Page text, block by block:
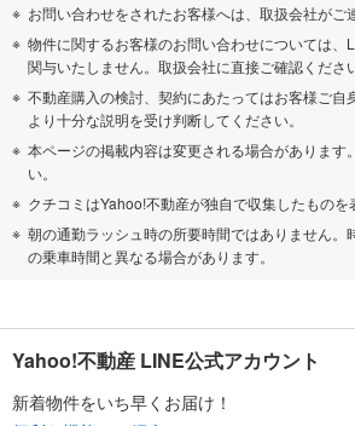
お問い合わせをされたお客様へは、取扱会社がご
物件に関するお客様のお問い合わせについては、
関与いたしません。取扱会社に直接ご確認ください
不動産購入の検討、契約にあたってはお客様ご自
より十分な説明を受け判断してください。
本ページの掲載内容は変更される場合があります
い。
クチコミはYahoo!不動産が独自で収集したものを
朝の通勤ラッシュ時の所要時間ではありません。
の乗車時間と異なる場合があります。
Yahoo!不動産 LINE公式アカウント
新着物件をいち早くお届け！